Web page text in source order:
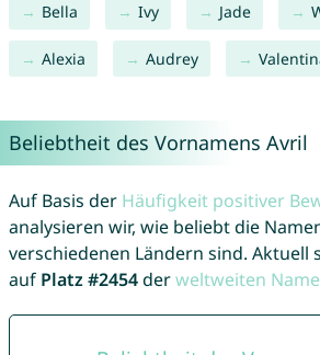
Bella Ivy Jade
Alexia Audrey
Beliebtheit des Vornamens Avril
Auf Basis der Häufigkeit positiver
analysieren wir, wie beliebt die
verschiedenen Ländern sind. Aktuell
auf Platz #2454derweltweiten